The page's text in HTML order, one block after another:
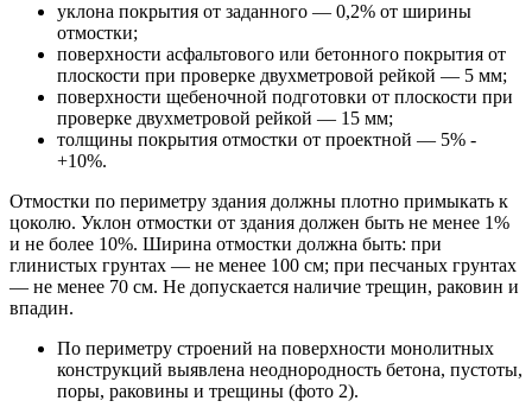
уклона покрытия от заданного — 0,2% от ширины
отмостки;
поверхности асфальтового или бетонного покрытия от
плоскости при проверке двухметровой рейкой — 5 мм;
поверхности щебеночной подготовки от плоскости при
проверке двухметровой рейкой — 15 мм;
толщины покрытия отмостки от проектной — 5% -
+10%.
Отмостки по периметру здания должны плотно примыкать к
цоколю. Уклон отмостки от здания должен быть не менее 1%
и не более 10%. Ширина отмостки должна быть: при
глинистых грунтах — не менее 100 см; при песчаных грунтах
— не менее 70 см. Не допускается наличие трещин, раковин и
впадин.
По периметру строений на поверхности монолитных
конструкций выявлена неоднородность бетона, пустоты,
поры, раковины и трещины (фото 2).